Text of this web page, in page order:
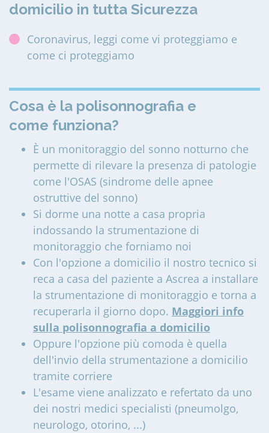
domicilio in tutta Sicurezza
Coronavirus, leggi come vi proteggiamo e
come ci proteggiamo
Cosa è la polisonnografia e
come funziona?
È un monitoraggio del sonno notturno che
permette di rilevare la presenza di patologie
come l'OSAS (sindrome delle apnee
ostruttive del sonno)
Si dorme una notte a casa propria
indossando la strumentazione di
monitoraggio che forniamo noi
Con l'opzione a domicilio il nostro tecnico si
reca a casa del paziente a Ascrea a installare
la strumentazione di monitoraggio e torna a
recuperarla il giorno dopo. Maggiori info
sulla polisonnografia a domicilio
Oppure l'opzione più comoda è quella
dell'invio della strumentazione a domicilio
tramite corriere
L'esame viene analizzato e refertato da uno
dei nostri medici specialisti (pneumolgo,
neurologo, otorino, ...)